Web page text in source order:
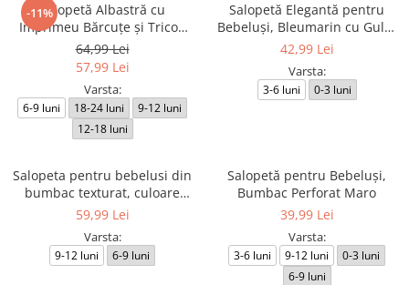
-11%Salopetă Albastră cu
Imprimeu Bărcuțe și Tricou
Alb
64,99 Lei
57,99 Lei
Varsta:
6-9 luni 18-24 luni
9-12 luni
12-18 luni
Salopetă Elegantă pentru
Bebeluși, Bleumarin cu Guler
Alb Contrastant
42,99 Lei
Varsta:
3-6 luni 0-3 luni
Salopeta pentru bebelusi din
bumbac texturat, culoare
albastru
59,99 Lei
Varsta:
9-12 luni 6-9 luni
Salopetă pentru Bebeluși,
Bumbac Perforat Maro
39,99 Lei
Varsta:
3-6 luni 9-12 luni
0-3 luni
6-9 luni